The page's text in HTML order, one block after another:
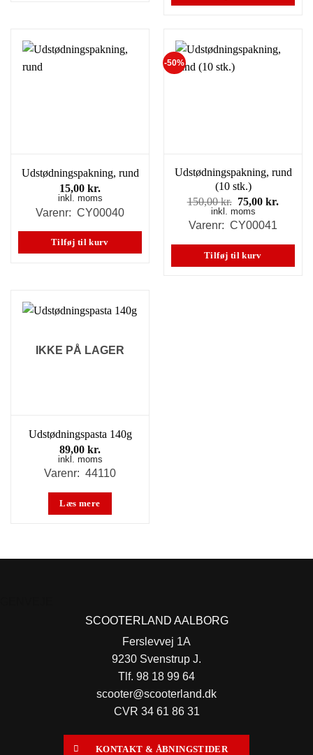
Udstødningspakning, rund
15,00 kr.
inkl. moms
Varenr: CY00040
Tilføj til kurv
-50%
Udstødningspakning, rund
(10 stk.)
150,00kr. Den
oprindelige
pris
150,00 kr..
75,00kr.
75,00
inkl. moms
Varenr: CY00041
Tilføj til kurv
IKKE PÅ LAGER
Udstødningspasta 140g
89,00 kr.
inkl. moms
Varenr: 44110
Læs mere
SCOOTERLAND AALBORG
Ferslevvej 1A
9230 Svenstrup J.
Tlf. 98 18 99 64
scooter@scooterland.dk
CVR 34 61 86 31
KONTAKT & ÅBNINGSTIDER